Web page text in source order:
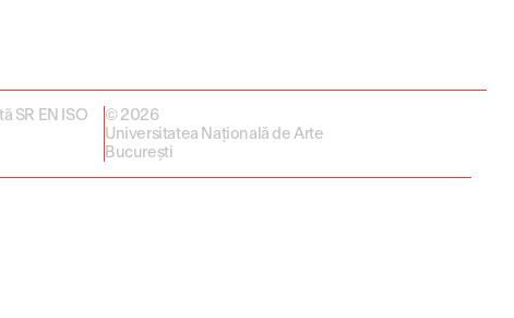
SR EN ISO
© 2026
Universitatea Națională de Arte
București